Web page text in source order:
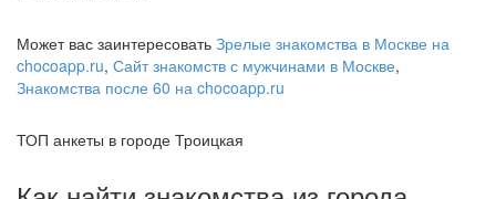
Может вас заинтересовать Зрелые знакомства в Москве на
chocoapp.ru, Сайт знакомств с мужчинами в Москве,
Знакомства после 60 на chocoapp.ru
ТОП анкеты в городе Троицкая